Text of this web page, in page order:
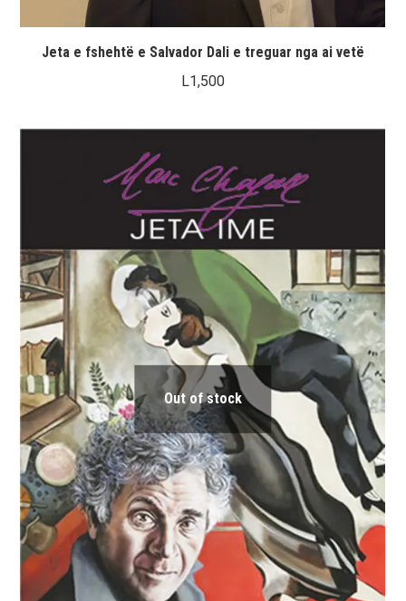
Jeta e fshehtë e Salvador Dali e treguar nga ai vetë
L1,500
Out of stock